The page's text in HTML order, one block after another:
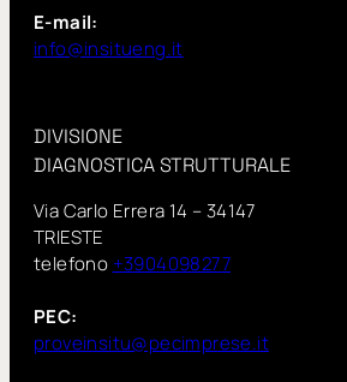
E-mail:
info@insitueng.it
DIVISIONE
DIAGNOSTICA STRUTTURALE
Via Carlo Errera 14 – 34147
TRIESTE
telefono +3904098277
PEC:
proveinsitu@pecimprese.it